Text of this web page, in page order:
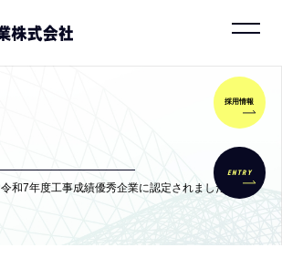
採用情報
ENTRY
令和7年度工事成績優秀企業に認定されました